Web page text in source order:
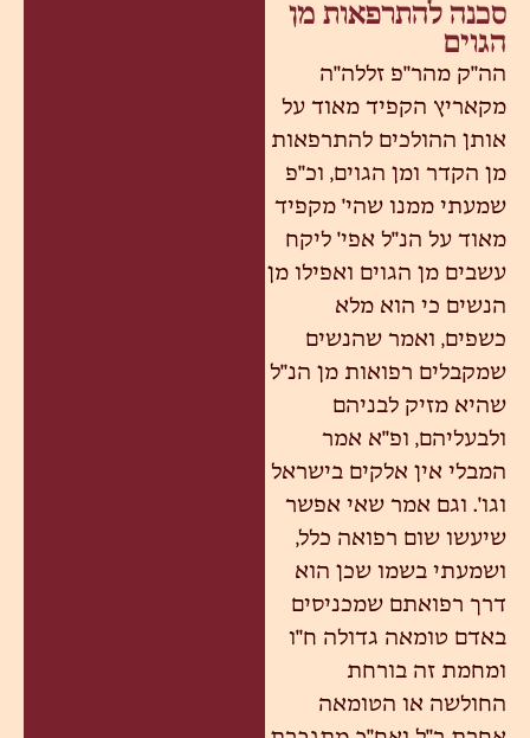
סכנה להתרפאות מן
הגוים
הה"ק מהר"פ זללה"ה
מקאריץ הקפיד מאוד על
אותן ההולכים להתרפאות
מן הקדר ומן הגוים, וכ"פ
שמעתי ממנו שהי' מקפיד
מאוד על הנ"ל אפי' ליקח
עשבים מן הגוים ואפילו מן
הנשים כי הוא מלא
כשפים, ואמר שהנשים
שמקבלים רפואות מן הנ"ל
שהיא מזיק לבניהם
ולבעליהם, ופ"א אמר
המבלי אין אלקים בישראל
וגו'. וגם אמר שאי אפשר
שיעשו שום רפואה כלל,
ושמעתי בשמו שכן הוא
דרך רפואתם שמכניסים
באדם טומאה גדולה ח"ו
ומחמת זה בורחת
החולשה או הטומאה